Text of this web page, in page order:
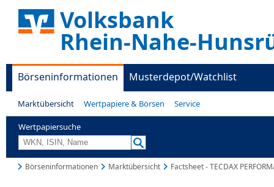
Volksbank
Rhein-Nahe-
Börseninformationen Musterdepot/Watchlist
Marktübersicht Wertpapiere & Börsen Service
Wertpapiersuche
Börseninformationen Marktübersicht Factsheet - TECDAX